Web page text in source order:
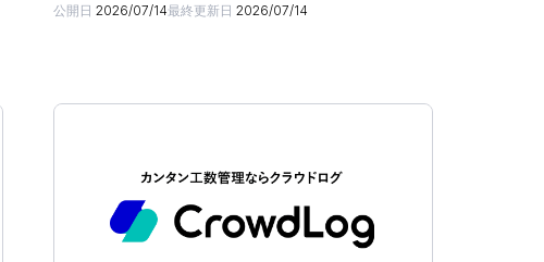
公開日 2026/07/14最終更新日 2026/07/14